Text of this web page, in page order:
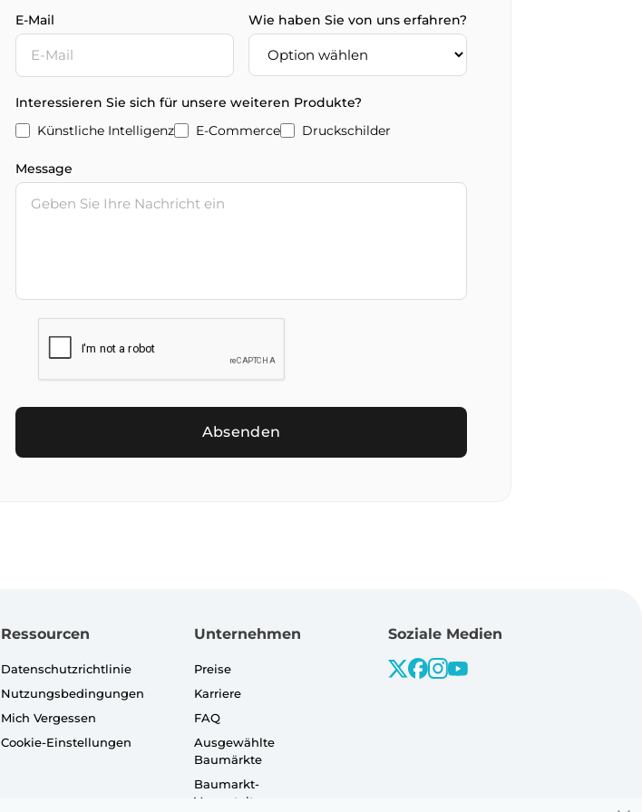
E-Mail Wie haben Sie von uns erfahren?
Interessieren Sie sich für unsere weiteren Produkte?
Künstliche Intelligenz
E-Commerce Druckschilder
Message
Absenden
Ressourcen
Datenschutzrichtlinie
Nutzungsbedingungen
Mich Vergessen
Cookie-Einstellungen
Unternehmen
Preise
Karriere
FAQ
Ausgewählte
Baumärkte
Baumarkt-
Veranstaltungen
Soziale Medien